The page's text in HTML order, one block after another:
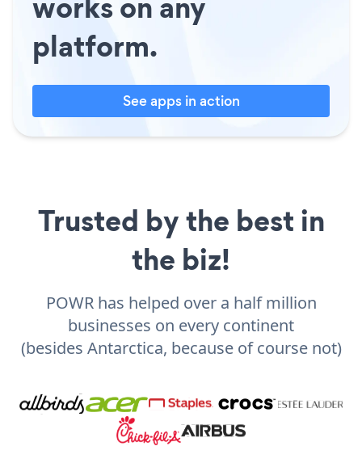
platform.
See apps in action
Trusted by the best in
the biz!
POWR has helped over a half million
businesses on every continent
(besides Antarctica, because of course not)